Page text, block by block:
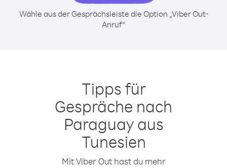
Wähle aus der Gesprächsleiste die Option „Viber Out-
Anruf“
Tipps für
Gespräche nach
Paraguay aus
Tunesien
Mit Viber Out hast du mehr